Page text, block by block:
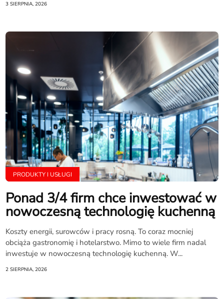
3 SIERPNIA, 2026
PRODUKTY I USŁUGI
Ponad 3/4 firm chce inwestować w
nowoczesną technologię kuchenną
Koszty energii, surowców i pracy rosną. To coraz mocniej
obciąża gastronomię i hotelarstwo. Mimo to wiele firm nadal
inwestuje w nowoczesną technologię kuchenną. W...
2 SIERPNIA, 2026